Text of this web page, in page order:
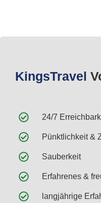
KingsTravel
24/7
Pünktlichkeit &
Sauberkeit
Erfahrenes &
langjährige